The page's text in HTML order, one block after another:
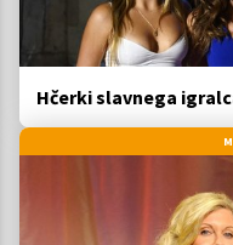
Hčerki slavnega